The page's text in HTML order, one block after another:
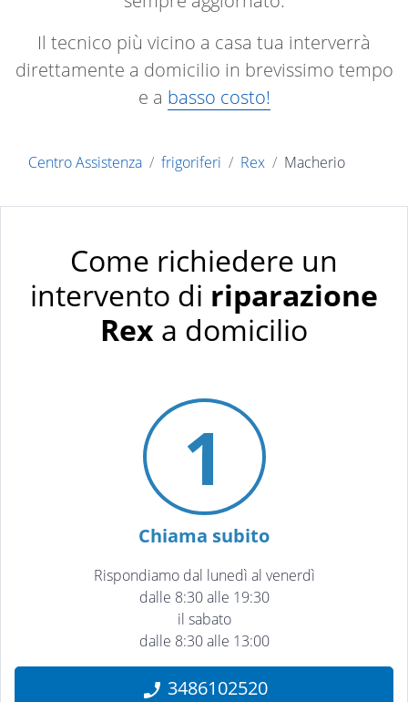
Il tecnico più vicino a casa tua interverrà
direttamente a domicilio in brevissimo tempo
e a basso costo!
Centro Assistenza frigoriferi Rex Macherio
Come richiedere un
intervento di riparazione
Rex a domicilio
1
Chiama subito
Rispondiamo dal lunedì al venerdì
dalle 8:30 alle 19:30
il sabato
dalle 8:30 alle 13:00
3486102520